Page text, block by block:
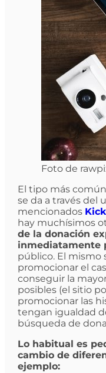
Foto de
El tipo más
se da a través del
mencionados
hay muchísimos
de la donación
inmediatamente
público. El mismo
promocionar el
conseguir la
posibles (el sitio
promocionar las
tengan igualdad
búsqueda de
Lo habitual es
cambio de
ejemplo: